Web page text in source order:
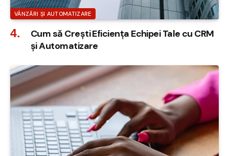
VÂNZĂRI ȘI AUTOMATIZARE
Cum să Crești Eficiența Echipei Tale cu CRM
și Automatizare